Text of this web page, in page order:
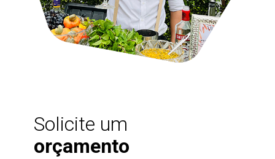
Solicite um
orçamento